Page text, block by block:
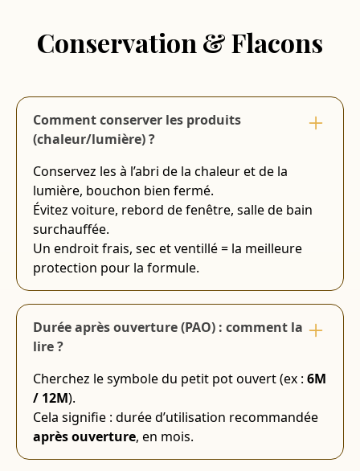
Conservation & Flacons
Comment conserver les produits
(chaleur/lumière) ?
Conservez les à l’abri de la chaleur et de la
lumière, bouchon bien fermé.
Évitez voiture, rebord de fenêtre, salle de bain
surchauffée.
Un endroit frais, sec et ventillé = la meilleure
protection pour la formule.
Durée après ouverture (PAO) : comment la
lire ?
Cherchez le symbole du petit pot ouvert (ex : 6M
/ 12M).
Cela signifie : durée d’utilisation recommandée
après ouverture, en mois.